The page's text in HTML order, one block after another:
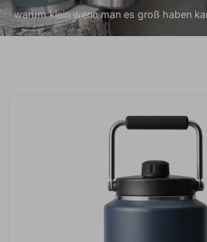
warum klein wenn man es groß haben